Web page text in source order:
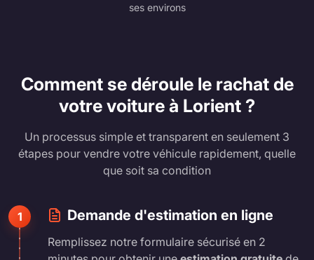
ses environs
Comment se déroule le rachat de
votre voiture à Lorient ?
Un processus simple et transparent en seulement 3
étapes pour vendre votre véhicule rapidement, quelle
que soit sa condition
1 Demande d'estimation en ligne
Remplissez notre formulaire sécurisé en 2